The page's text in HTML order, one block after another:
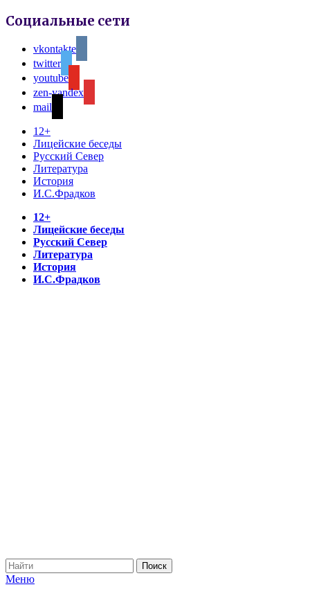
Социальные сети
vkontakte
twitter
youtube
zen-yandex
mail
12+
Лицейские беседы
Русский Север
Литература
История
И.С.Фрадков
12+
Лицейские беседы
Русский Север
Литература
История
И.С.Фрадков
Меню